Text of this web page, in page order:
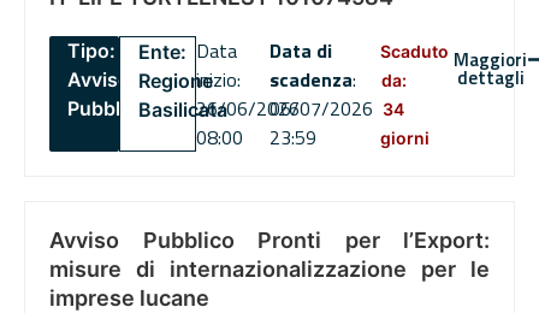
Tipo:
Avviso
Pubblico
Ente:
Regione
Basilicata
Data
inizio:
26/06/2026
08:00
Data di
scadenza:
06/07/2026
23:59
Scaduto
da:
34
giorni
Maggiori
dettagli
Avviso Pubblico Pronti per l’Export:
misure di internazionalizzazione per le
imprese lucane